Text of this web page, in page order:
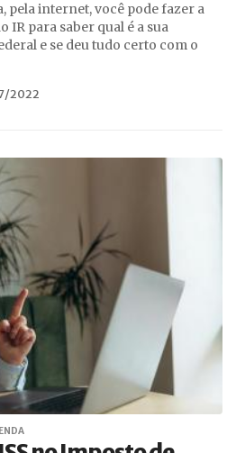
pela internet, você pode fazer a
IR para saber qual é a sua
e se deu tudo certo com o
2022